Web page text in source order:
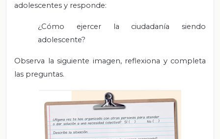
adolescentes y responde:
¿Cómo ejercer la ciudadanía siendo
adolescente?
Observa la siguiente imagen, reflexiona y completa
las preguntas.